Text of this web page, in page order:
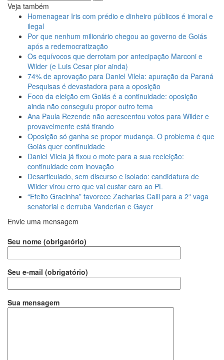
Veja também
Homenagear Iris com prédio e dinheiro públicos é imoral e
ilegal
Por que nenhum milionário chegou ao governo de Goiás
após a redemocratização
Os equívocos que derrotam por antecipação Marconi e
Wilder (e Luis Cesar pior ainda)
74% de aprovação para Daniel Vilela: apuração da Paraná
Pesquisas é devastadora para a oposição
Foco da eleição em Goiás é a continuidade: oposição
ainda não conseguiu propor outro tema
Ana Paula Rezende não acrescentou votos para Wilder e
provavelmente está tirando
Oposição só ganha se propor mudança. O problema é que
Goiás quer continuidade
Daniel Vilela já fixou o mote para a sua reeleição:
continuidade com inovação
Desarticulado, sem discurso e isolado: candidatura de
Wilder virou erro que vai custar caro ao PL
“Efeito Gracinha” favorece Zacharias Calil para a 2ª vaga
senatorial e derruba Vanderlan e Gayer
Envie uma mensagem
Seu nome (obrigatório)
Seu e-mail (obrigatório)
Sua mensagem